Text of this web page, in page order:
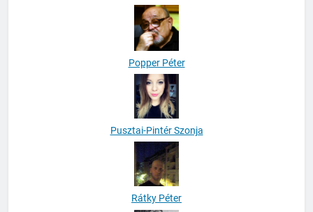
Popper Péter
Pusztai-Pintér Szonja
Rátky Péter